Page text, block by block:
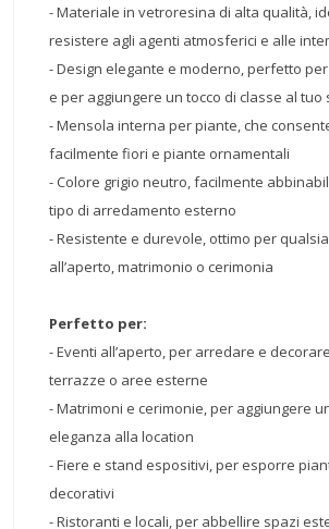
- Materiale in vetroresina di alta qualità,
resistere agli agenti atmosferici e alle
- Design elegante e moderno, perfetto
e per aggiungere un tocco di classe al tuo
- Mensola interna per piante, che
facilmente fiori e piante ornamentali
- Colore grigio neutro, facilmente
tipo di arredamento esterno
- Resistente e durevole, ottimo per
all’aperto, matrimonio o cerimonia
Perfetto per:
- Eventi all’aperto, per arredare e
terrazze o aree esterne
- Matrimoni e cerimonie, per aggiungere
eleganza alla location
- Fiere e stand espositivi, per esporre
decorativi
- Ristoranti e locali, per abbellire spazi